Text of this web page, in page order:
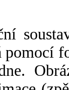
pomocí